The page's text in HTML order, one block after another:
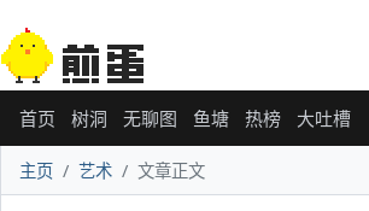
首页 树洞 无聊图 鱼塘 热榜 大吐槽
主页 艺术 文章正文